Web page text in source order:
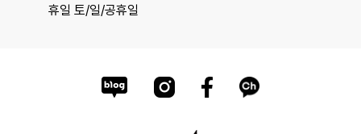
휴일 토/일/공휴일